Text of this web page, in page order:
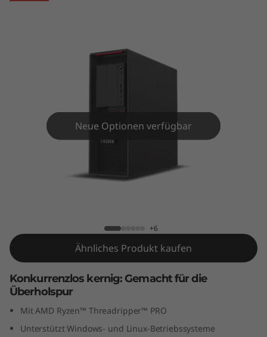
o
w
e
Neue Optionen verfügbar
+6
Ähnliches Produkt kaufen
Konkurrenzlos kernig: Gemacht für die
Überholspur
Mit AMD Ryzen™ Threadripper™ PRO
Unterstützt Windows- und Linux-Betriebssysteme